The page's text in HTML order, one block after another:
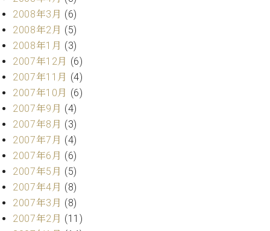
2008年3月 (6)
2008年2月 (5)
2008年1月 (3)
2007年12月 (6)
2007年11月 (4)
2007年10月 (6)
2007年9月 (4)
2007年8月 (3)
2007年7月 (4)
2007年6月 (6)
2007年5月 (5)
2007年4月 (8)
2007年3月 (8)
2007年2月 (11)